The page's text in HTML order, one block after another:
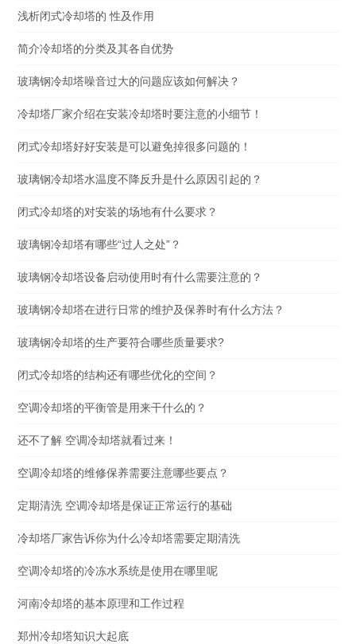
浅析闭式冷却塔的 性及作用
简介冷却塔的分类及其各自优势
玻璃钢冷却塔噪音过大的问题应该如何解决？
冷却塔厂家介绍在安装冷却塔时要注意的小细节！
闭式冷却塔好好安装是可以避免掉很多问题的！
玻璃钢冷却塔水温度不降反升是什么原因引起的？
闭式冷却塔的对安装的场地有什么要求？
玻璃钢冷却塔有哪些“过人之处”？
玻璃钢冷却塔设备启动使用时有什么需要注意的？
玻璃钢冷却塔在进行日常的维护及保养时有什么方法？
玻璃钢冷却塔的生产要符合哪些质量要求?
闭式冷却塔的结构还有哪些优化的空间？
空调冷却塔的平衡管是用来干什么的？
还不了解 空调冷却塔就看过来！
空调冷却塔的维修保养需要注意哪些要点？
定期清洗 空调冷却塔是保证正常运行的基础
冷却塔厂家告诉你为什么冷却塔需要定期清洗
空调冷却塔的冷冻水系统是使用在哪里呢
河南冷却塔的基本原理和工作过程
郑州冷却塔知识大起底